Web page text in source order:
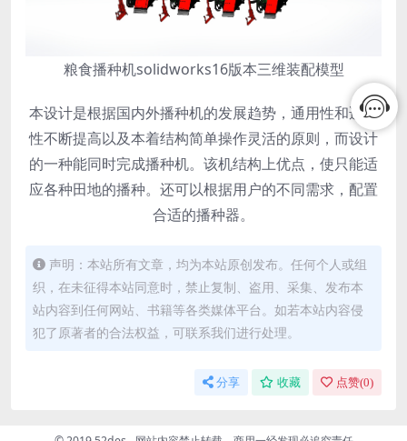
粮食播种机solidworks16版本三维装配模型
本设计是根据国内外播种机的发展趋势，通用性和适应
性不断提高以及本着结构简单操作灵活的原则，而设计
的一种能同时完成播种机。该机结构上优点，使只能适
应各种田地的播种。还可以根据用户的不同需求，配置
合适的播种器。
声明：本站所有文章，均为本站原创发布。任何个人或组
织，在未征得本站同意时，禁止复制、盗用、采集、发布本
站内容到任何网站、书籍等各类媒体平台。如若本站内容侵
犯了原著者的合法权益，可联系我们进行处理。
分享 收藏 点赞(0)